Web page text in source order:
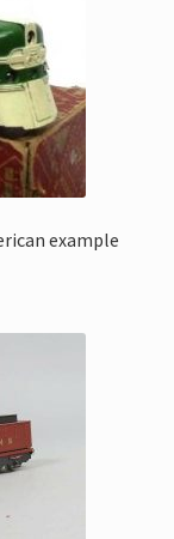
example